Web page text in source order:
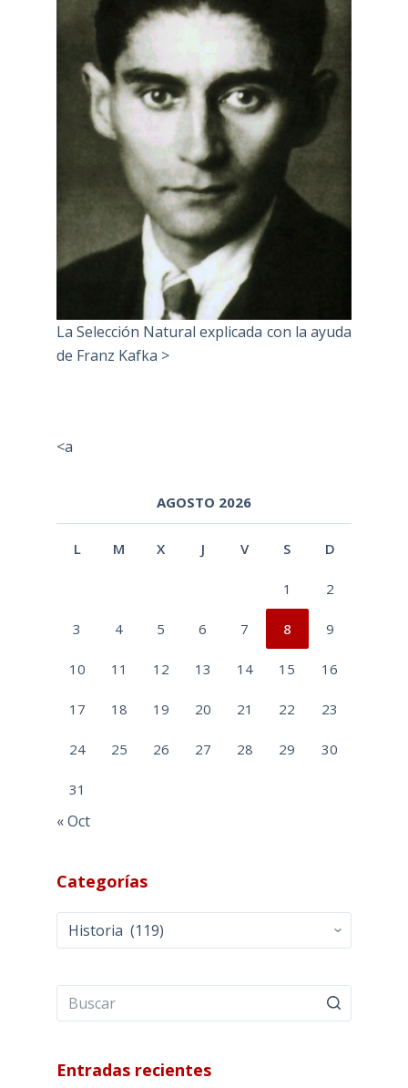
La Selección Natural explicada con la ayuda
de Franz Kafka >
<a
AGOSTO 2026
L M X J V S D
1 2
3 4 5 6 7 8 9
10 11 12 13 14 15 16
17 18 19 20 21 22 23
24 25 26 27 28 29 30
31
« Oct
Categorías
Categorías
Entradas recientes